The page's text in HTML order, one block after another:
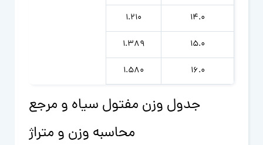
14.0
1.210
15.0
1.389
16.0
1.580
جدول وزن مفتول سیاه و مرجع
محاسبه وزن و متراژ